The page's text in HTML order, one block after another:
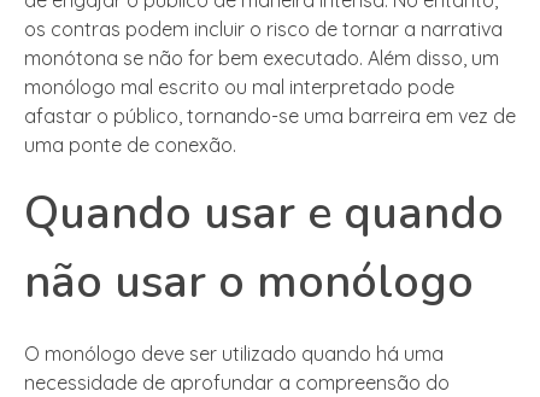
os contras podem incluir o risco de tornar a narrativa
monótona se não for bem executado. Além disso, um
monólogo mal escrito ou mal interpretado pode
afastar o público, tornando-se uma barreira em vez de
uma ponte de conexão.
Quando usar e quando
não usar o monólogo
O monólogo deve ser utilizado quando há uma
necessidade de aprofundar a compreensão do